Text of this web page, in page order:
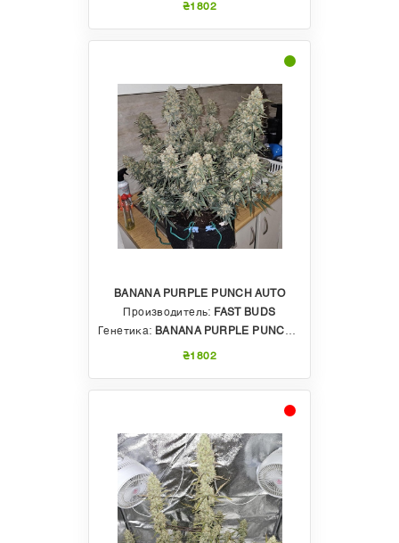
₴1802
BANANA PURPLE PUNCH AUTO
Производитель: FAST BUDS
Генетика: BANANA PURPLE PUNCH AUTO
₴1802